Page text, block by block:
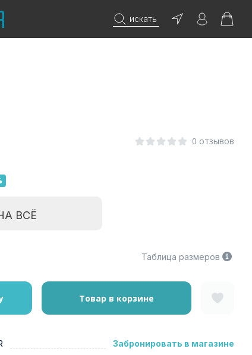
искать
0 отзывов
ВСЁ
Таблица размеров
Товар в корзине
Забронировать в магазине